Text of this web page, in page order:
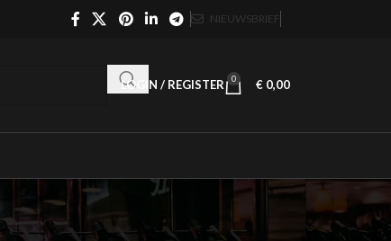
NIEUWSBRIEF
LOGIN / REGISTER 0 € 0,00